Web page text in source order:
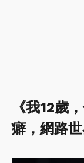
《我12歲
癖，網路